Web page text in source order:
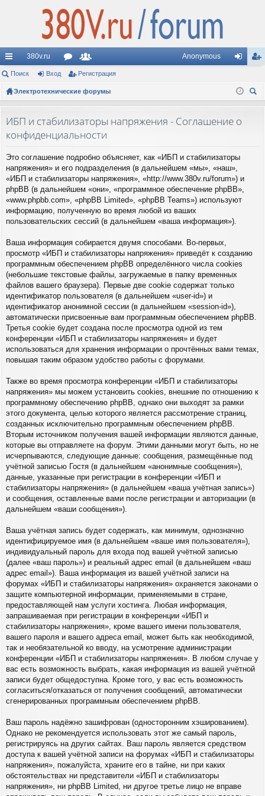
с
ы
и
380v.ru
ор
ум
ол
ьз
ат
Anonymous
д ис
Поиск Вход Регистрация
Электротехнические форумы
ИБП и стабилизаторы напряжения - Соглашение о
конфиденциальности
Это соглашение подробно объясняет, как «ИБП и стабилизаторы
напряжения» и его подразделения (в дальнейшем «мы», «наш»,
«ИБП и стабилизаторы напряжения», «http://www.380v.ru/forum») и
phpBB (в дальнейшем «они», «программное обеспечение phpBB»,
«www.phpbb.com», «phpBB Limited», «phpBB Teams») используют
информацию, полученную во время любой из ваших
пользовательских сессий (в дальнейшем «ваша информация»).
Ваша информация собирается двумя способами. Во-первых,
просмотр «ИБП и стабилизаторы напряжения» приведёт к созданию
программным обеспечением phpBB определённого числа cookies
(небольшие текстовые файлы, загружаемые в папку временных
файлов вашего браузера). Первые две cookie содержат только
идентификатор пользователя (в дальнейшем «user-id») и
идентификатор анонимной сессии (в дальнейшем «session-id»),
автоматически присвоенные вам программным обеспечением phpBB.
Третья cookie будет создана после просмотра одной из тем
конференции «ИБП и стабилизаторы напряжения» и будет
использоваться для хранения информации о прочтённых вами темах,
повышая таким образом удобство работы с форумами.
Также во время просмотра конференции «ИБП и стабилизаторы
напряжения» мы можем установить cookies, внешние по отношению к
программному обеспечению phpBB, однако они выходят за рамки
этого документа, целью которого является рассмотрение страниц,
созданных исключительно программным обеспечением phpBB.
Вторым источником получения вашей информации являются данные,
которые вы отправляете на форум. Этими данными могут быть, но не
исчерпываются, следующие данные: сообщения, размещённые под
учётной записью Гостя (в дальнейшем «анонимные сообщения»),
данные, указанные при регистрации в конференции «ИБП и
стабилизаторы напряжения» (в дальнейшем «ваша учётная запись»)
и сообщения, оставленные вами после регистрации и авторизации (в
дальнейшем «ваши сообщения»).
Ваша учётная запись будет содержать, как минимум, однозначно
идентифицируемое имя (в дальнейшем «ваше имя пользователя»),
индивидуальный пароль для входа под вашей учётной записью
(далее «ваш пароль») и реальный адрес email (в дальнейшем «ваш
адрес email»). Ваша информация из вашей учётной записи на
форумах «ИБП и стабилизаторы напряжения» охраняется законами о
защите компьютерной информации, применяемыми в стране,
предоставляющей нам услуги хостинга. Любая информация,
запрашиваемая при регистрации в конференции «ИБП и
стабилизаторы напряжения», кроме вашего имени пользователя,
вашего пароля и вашего адреса email, может быть как необходимой,
так и необязательной ко вводу, на усмотрение администрации
конференции «ИБП и стабилизаторы напряжения». В любом случае у
вас есть возможность выбрать, какая информация из вашей учётной
записи будет общедоступна. Кроме того, у вас есть возможность
согласиться/отказаться от получения сообщений, автоматически
сгенерированных программным обеспечением phpBB.
Ваш пароль надёжно зашифрован (односторонним хэшированием).
Однако не рекомендуется использовать этот же самый пароль,
регистрируясь на других сайтах. Ваш пароль является средством
доступа к вашей учётной записи на форумах «ИБП и стабилизаторы
напряжения», пожалуйста, храните его в тайне, ни при каких
обстоятельствах ни представители «ИБП и стабилизаторы
напряжения», ни phpBB Limited, ни другое третье лицо не вправе